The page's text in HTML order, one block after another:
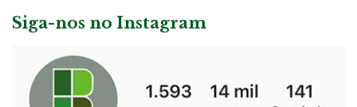
Siga-nos no Instagram